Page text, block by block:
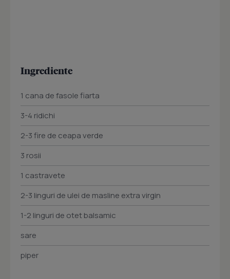
Ingrediente
1 cana de fasole fiarta
3-4 ridichi
2-3 fire de ceapa verde
3 rosii
1 castravete
2-3 linguri de ulei de masline extra virgin
1-2 linguri de otet balsamic
sare
piper